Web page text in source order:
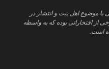
مذهبی با موضوع اهل بیت و انتشار در
سال گذشته برخی از افتخاراتی بوده که به واسطه
است.